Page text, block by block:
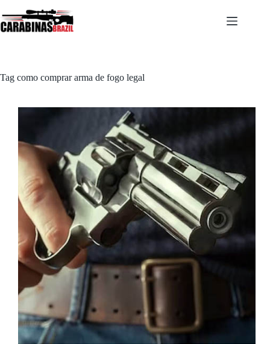
para
o
Tag como comprar arma de fogo legal